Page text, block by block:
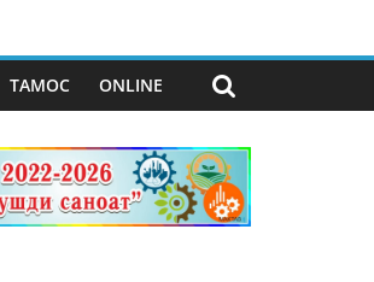
ТАМОС ONLINE